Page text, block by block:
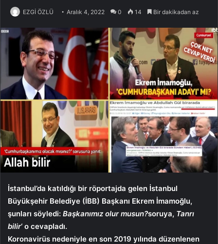
EZGİ ÖZLÜ Aralık 4, 2022 0 14 Bir dakikadan az
İstanbul’da katıldığı bir röportajda gelen İstanbul
Büyükşehir Belediye (İBB) Başkanı Ekrem İmamoğlu,
şunları söyledi: Başkanımız olur musun?soruya, Tanrı
bilir‘ o cevapladı.
Koronavirüs nedeniyle en son 2019 yılında düzenlenen